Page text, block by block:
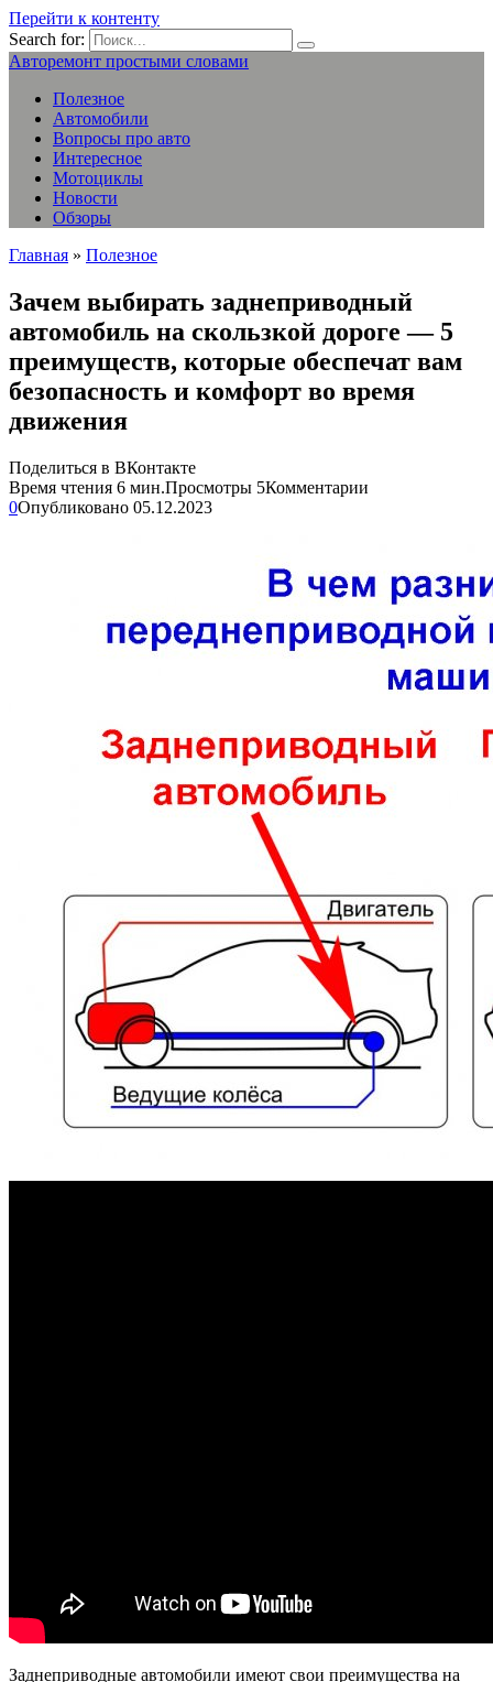
Перейти к контенту
Search for:
Авторемонт простыми словами
Полезное
Автомобили
Вопросы про авто
Интересное
Мотоциклы
Новости
Обзоры
Главная » Полезное
Зачем выбирать заднеприводный
автомобиль на скользкой дороге — 5
преимуществ, которые обеспечат вам
безопасность и комфорт во время
движения
Поделиться в ВКонтакте
Время чтения 6 мин.Просмотры 5Комментарии
0Опубликовано 05.12.2023
Заднеприводные автомобили имеют свои преимущества на